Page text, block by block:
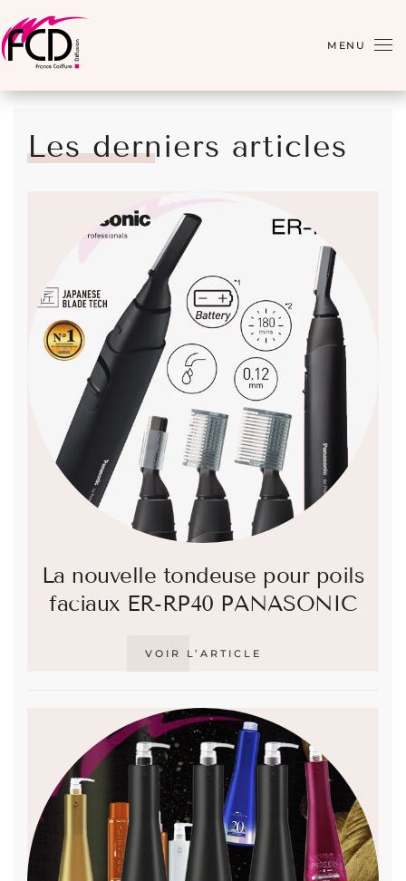
Skip to main content MENU
Les derniers articles
La nouvelle tondeuse pour poils
faciaux ER-RP40 PANASONIC
VOIR L’ARTICLE